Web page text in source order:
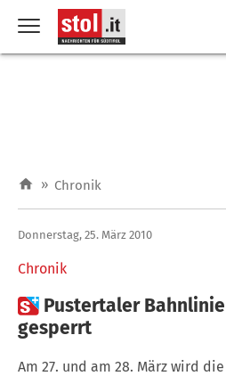
» Chronik
Chronik
Donnerstag, 25. März 2010
 Pustertaler
gesperrt
Am 27. und am 28. März wird